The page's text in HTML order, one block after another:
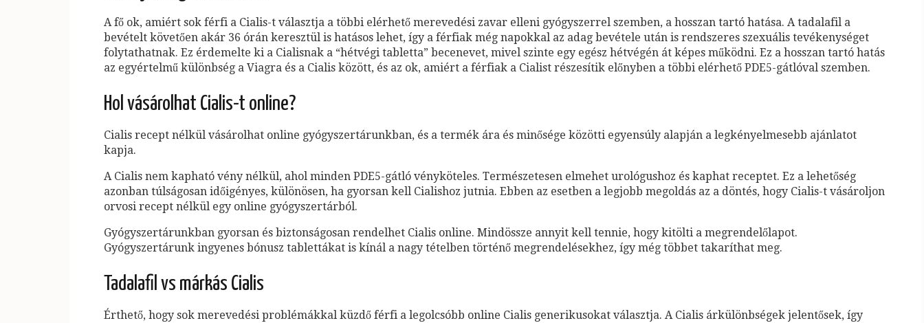
A fő ok, amiért sok férfi a Cialis-t választja a többi elérhető merevedési zavar elleni gyógyszerrel szemben, a hosszan tartó hatása. A tadalafil a
bevételt követően akár 36 órán keresztül is hatásos lehet, így a férfiak még napokkal az adag bevétele után is rendszeres szexuális tevékenységet
folytathatnak. Ez érdemelte ki a Cialisnak a “hétvégi tabletta” becenevet, mivel szinte egy egész hétvégén át képes működni. Ez a hosszan tartó hatás
az egyértelmű különbség a Viagra és a Cialis között, és az ok, amiért a férfiak a Cialist részesítik előnyben a többi elérhető PDE5-gátlóval szemben.
Hol vásárolhat Cialis-t online?
Cialis recept nélkül vásárolhat online gyógyszertárunkban, és a termék ára és minősége közötti egyensúly alapján a legkényelmesebb ajánlatot
kapja.
A Cialis nem kapható vény nélkül, ahol minden PDE5-gátló vényköteles. Természetesen elmehet urológushoz és kaphat receptet. Ez a lehetőség
azonban túlságosan időigényes, különösen, ha gyorsan kell Cialishoz jutnia. Ebben az esetben a legjobb megoldás az a döntés, hogy Cialis-t vásároljon
orvosi recept nélkül egy online gyógyszertárból.
Gyógyszertárunkban gyorsan és biztonságosan rendelhet Cialis online. Mindössze annyit kell tennie, hogy kitölti a megrendelőlapot.
Gyógyszertárunk ingyenes bónusz tablettákat is kínál a nagy tételben történő megrendelésekhez, így még többet takaríthat meg.
Tadalafil vs márkás Cialis
Érthető, hogy sok merevedési problémákkal küzdő férfi a legolcsóbb online Cialis generikusokat választja. A Cialis árkülönbségek jelentősek, így